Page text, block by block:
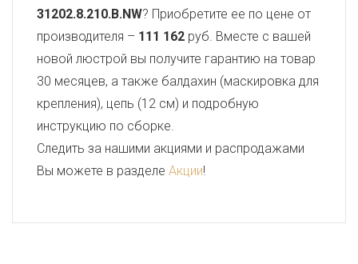
31202.8.210.B.NW? Приобретите ее по цене от
производителя – 111 162 руб. Вместе с вашей
новой люстрой вы получите гарантию на товар
30 месяцев, а также балдахин (маскировка для
крепления), цепь (12 см) и подробную
инструкцию по сборке.
Следить за нашими акциями и распродажами
Вы можете в разделе Акции!